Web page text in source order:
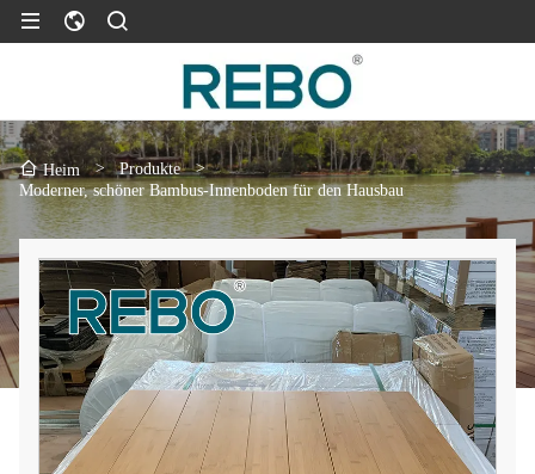
Heim > Produkte
>
Moderner, schöner Bambus-Innenboden für den Hausbau